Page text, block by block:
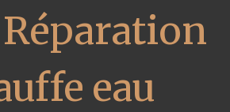
eau